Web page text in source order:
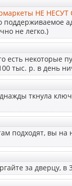
НЕ
поддерживаемое
не легко.)
есть некоторые
тыс. р. в день
ткнула
подходят, вы
за дверцу,